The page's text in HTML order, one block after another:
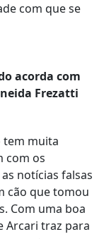
com que se
acorda com
Frezatti
tem muita
com os
notícias falsas
cão que tomou
Com uma boa
Arcari traz para